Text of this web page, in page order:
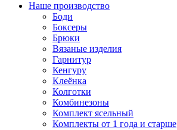
Наше производство
Боди
Боксеры
Брюки
Вязаные изделия
Гарнитур
Кенгуру
Клеёнка
Колготки
Комбинезоны
Комплект ясельный
Комплекты от 1 года и старше